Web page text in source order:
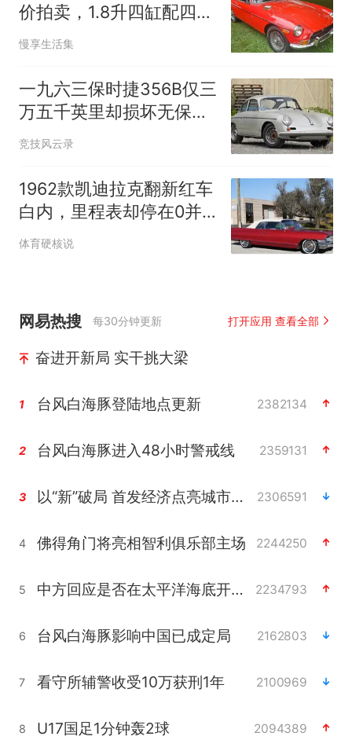
价拍卖，1.8升四缸配四速
手动
慢享生活集
一九六三保时捷356B仅三
万五千英里却损坏无保留
拍卖
竞技风云录
1962款凯迪拉克翻新红车
白内，里程表却停在0并
失效
体育硬核说
网易热搜 每30分钟更新 打开应用 查看全部
奋进开新局 实干挑大梁
1 台风白海豚登陆地点更新 2382134
2 台风白海豚进入48小时警戒线 2359131
3 以“新”破局 首发经济点亮城市消费活力 2306591
4 佛得角门将亮相智利俱乐部主场 2244250
5 中方回应是否在太平洋海底开采稀土 2234793
6 台风白海豚影响中国已成定局 2162803
7 看守所辅警收受10万获刑1年 2100969
8 U17国足1分钟轰2球 2094389